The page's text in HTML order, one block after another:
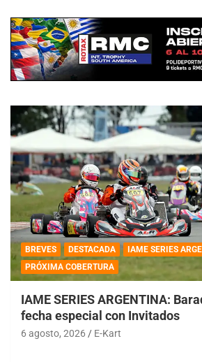
BREVES DESTACADA
IAME SERIES
PRÓXIMA COBERTURA
IAME SERIES ARGENTINA:
fecha especial con Invitados
6 agosto, 2026 E-Kart